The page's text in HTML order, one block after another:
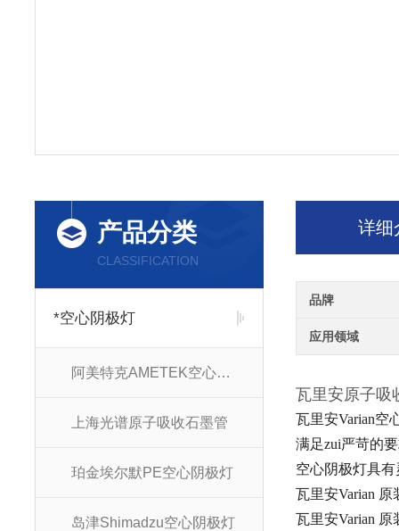
产品分类
CLASSIFICATION
*空心阴极灯
阿美特克AMETEK空心阴极灯
上海光谱原子吸收石墨管
珀金埃尔默PE空心阴极灯
岛津Shimadzu空心阴极灯
详细
品牌
应用领域
瓦里安原子
瓦里安Varian空
满足zui严苛的
空心阴极灯具有
瓦里安Varian
瓦里安Varian